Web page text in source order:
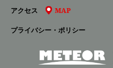
アクセス MAP
プライバシー・ポリシー